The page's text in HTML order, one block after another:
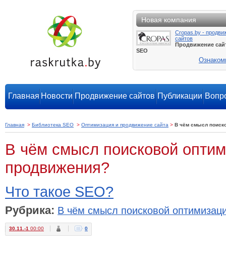
Новая компания
Cropas.by -
сайтов
Продвижение
SEO
Главная Новости Продвижение сайтов Публикации
Главная > Библиотека SEO > Оптимизация и продвижение сайта > В чём смысл
В чём смысл поисковой
продвижения?
Что такое SEO?
Рубрика: В чём смысл поисковой
30.11.-1 00:00 0